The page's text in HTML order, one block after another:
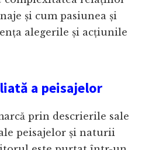
și cum pasiunea și
alegerile și acțiunile
a peisajelor
prin descrierile sale
peisajelor și naturii